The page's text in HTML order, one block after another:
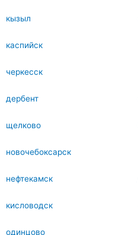
кызыл
каспийск
черкесск
дербент
щелково
новочебоксарск
нефтекамск
кисловодск
одинцово